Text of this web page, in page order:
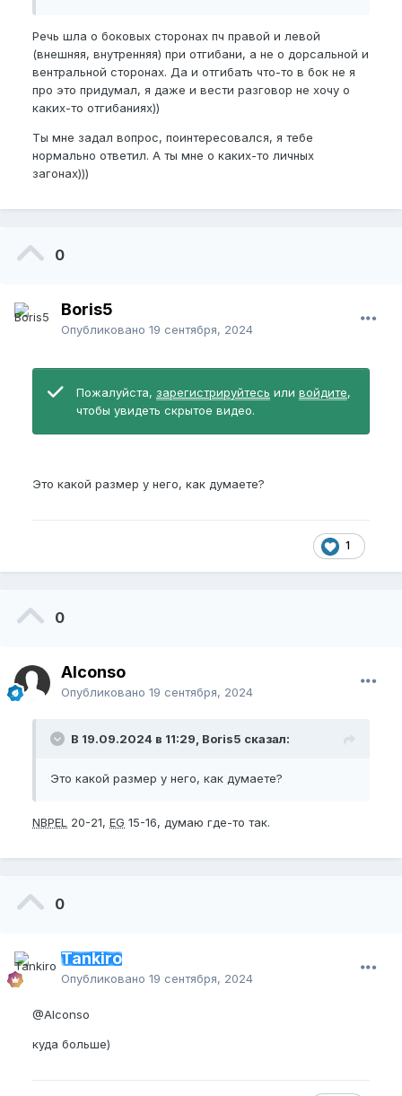
Речь шла о боковых сторонах пч правой и левой
(внешняя, внутренняя) при отгибани, а не о дорсальной и
вентральной сторонах. Да и отгибать что-то в бок не я
про это придумал, я даже и вести разговор не хочу о
каких-то отгибаниях))
Ты мне задал вопрос, поинтересовался, я тебе
нормально ответил. А ты мне о каких-то личных
загонах)))
0
Boris5
Опубликовано 19 сентября, 2024
Пожалуйста, зарегистрируйтесь или войдите,
чтобы увидеть скрытое видео.
Это какой размер у него, как думаете?
1
0
Alconso
Опубликовано 19 сентября, 2024
В 19.09.2024 в 11:29, Boris5 сказал:
Это какой размер у него, как думаете?
NBPEL 20-21, EG 15-16, думаю где-то так.
0
Tankiro
Опубликовано 19 сентября, 2024
@Alconso
куда больше)